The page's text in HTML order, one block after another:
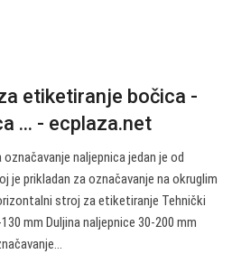
etiketiranje bočica -
... - ecplaza.net
naljepnica jedan je od
je prikladan za označavanje na okruglim
stroj za etiketiranje Tehnički
mm Duljina naljepnice 30-200 mm